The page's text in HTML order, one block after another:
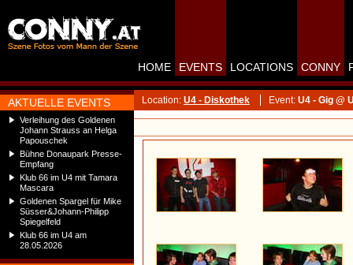
AKTUELLE EVENTS
Verleihung des Goldenen
Johann Strauss an Helga
Papouschek
Bühne Donaupark Presse-
Empfang
Klub 66 im U4 mit Tamara
Mascara
Goldenen Spargel für Mike
Süsser&Johann-Philipp
Spiegelfeld
Klub 66 im U4 am
28.05.2026
HOME EVENTS LOCATIONS CONNY
Location: U4 - Diskothek Event: U4 - Gig @